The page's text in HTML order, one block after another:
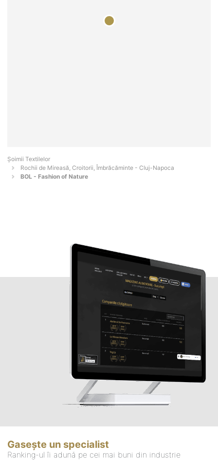
Șoimii Textilelor
Rochii de Mireasă, Croitorii, Îmbrăcăminte - Cluj-Napoca
BOL - Fashion of Nature
Gasește un specialist
Ranking-ul îi adună pe cei mai buni din industrie